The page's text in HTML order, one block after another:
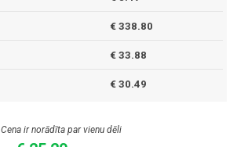
€ 338.80
€ 33.88
€ 30.49
Cena ir norādīta par vienu dēli